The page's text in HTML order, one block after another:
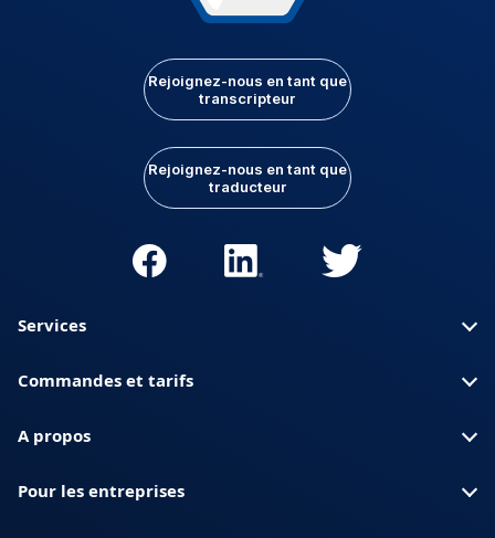
Rejoignez-nous en tant que
transcripteur
Rejoignez-nous en tant que
traducteur
Services
Commandes et tarifs
A propos
Pour les entreprises